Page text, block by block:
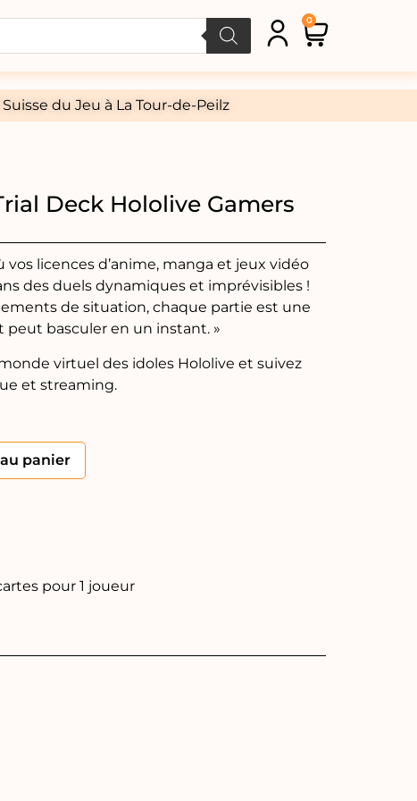
0
du Jeu à La Tour-de-Peilz
Deck Hololive Gamers
vos licences d’anime, manga et jeux vidéo
des duels dynamiques et imprévisibles !
de situation, chaque partie est une
basculer en un instant. »
virtuel des idoles Hololive et suivez
et streaming.
panier
pour 1 joueur